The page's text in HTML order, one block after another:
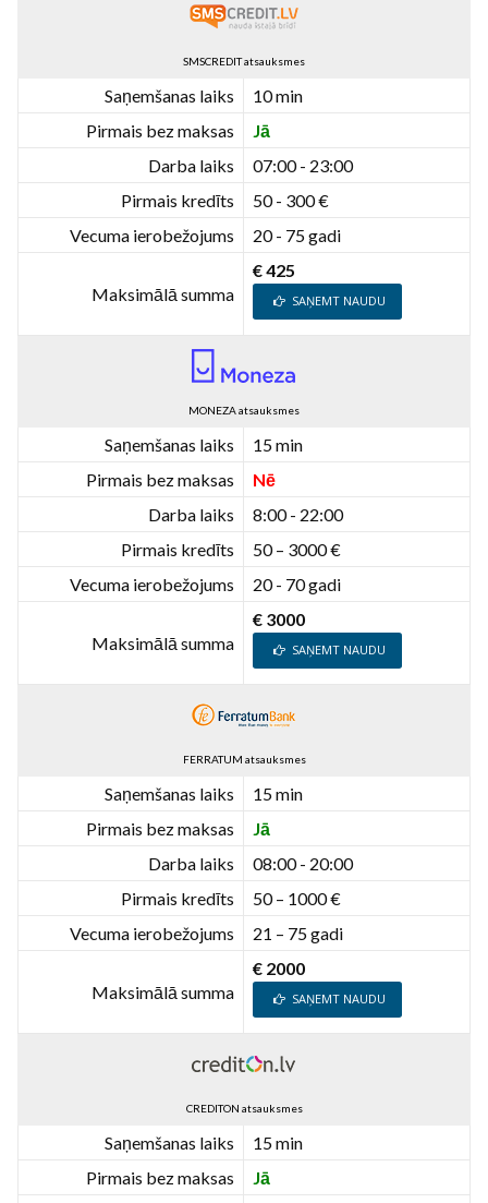
SMSCREDIT atsauksmes
Saņemšanas laiks
10 min
Pirmais bez maksas
Jā
Darba laiks
07:00 - 23:00
Pirmais kredīts
50 - 300 €
Vecuma ierobežojums
20 - 75 gadi
Maksimālā summa
€ 425
SAŅEMT NAUDU
MONEZA atsauksmes
Saņemšanas laiks
15 min
Pirmais bez maksas
Nē
Darba laiks
8:00 - 22:00
Pirmais kredīts
50 – 3000 €
Vecuma ierobežojums
20 - 70 gadi
Maksimālā summa
€ 3000
SAŅEMT NAUDU
FERRATUM atsauksmes
Saņemšanas laiks
15 min
Pirmais bez maksas
Jā
Darba laiks
08:00 - 20:00
Pirmais kredīts
50 – 1000 €
Vecuma ierobežojums
21 – 75 gadi
Maksimālā summa
€ 2000
SAŅEMT NAUDU
CREDITON atsauksmes
Saņemšanas laiks
15 min
Pirmais bez maksas
Jā